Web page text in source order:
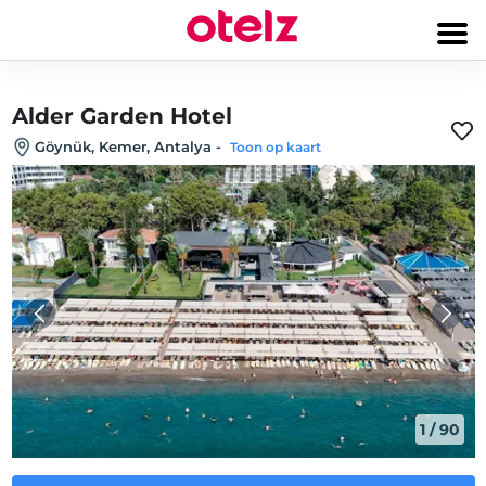
Alder Garden Hotel
Göynük, Kemer, Antalya - Toon op kaart
1 /90